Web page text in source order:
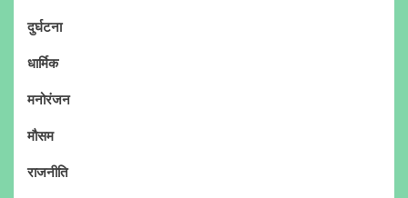
दुर्घटना
धार्मिक
मनोरंजन
मौसम
राजनीति